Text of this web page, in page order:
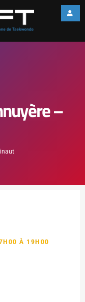
–
À 19H00